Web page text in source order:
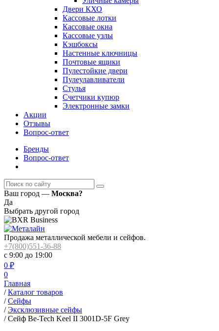
Двери КХО
Кассовые лотки
Кассовые окна
Кассовые узлы
Кэшбоксы
Настенные ключницы
Почтовые ящики
Пулестойкие двери
Пулеулавливатели
Стулья
Счетчики купюр
Электронные замки
Акции
Отзывы
Вопрос-ответ
Бренды
Вопрос-ответ
Ваш город — Москва?
Да
Выбрать другой город
Продажа металлической мебели и сейфов.
+7(800)551-36-88
с 9:00 до 19:00
0 ₽
0
Главная
/ Каталог товаров
/ Сейфы
/ Эксклюзивные сейфы
/ Сейф Be-Tech Keel II 3001D-5F Grey